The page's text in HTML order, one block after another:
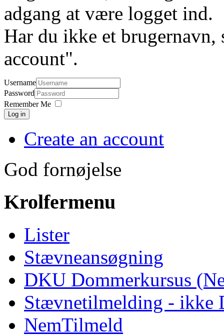
adgang at være logget ind.
Har du ikke et brugernavn,
account".
Username
Password
Remember Me
Log in
Create an account
God fornøjelse
Krolfermenu
Lister
Stævneansøgning
DKU Dommerkursus
Stævnetilmelding - ikke
NemTilmeld